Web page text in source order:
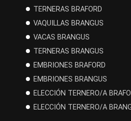
TERNERAS BRAFORD
VAQUILLAS BRANGUS
VACAS BRANGUS
TERNERAS BRANGUS
EMBRIONES BRAFORD
EMBRIONES BRANGUS
ELECCIÓN TERNERO/A
ELECCIÓN TERNERO/A